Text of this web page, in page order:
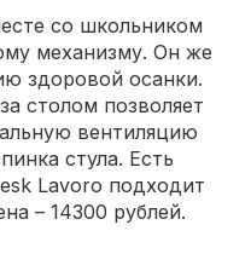
со школьником
механизму. Он же
здоровой осанки.
столом позволяет
вентиляцию
стула. Есть
Lavoro подходит
– 14300 рублей.